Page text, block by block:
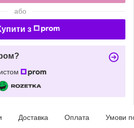
або
з
Доставка Оплата Умови